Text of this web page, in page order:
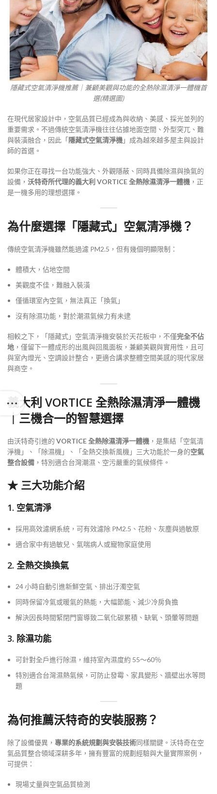
隱藏式空氣清淨機推薦｜兼顧美觀與功能的全熱除濕清淨一體機首
選(精選圖)
在現代居家設計中，空氣品質已經成為與收納、美感、採光並列的
重要需求。不過傳統空氣清淨機往往佔據地面空間、外型突兀、難
與裝潢融合，因此「隱藏式空氣清淨機 」成為越來越多屋主與設計
師的首選。
如果你正在尋找一台功能強大、外觀隱蔽、同時具備除濕與換氣的
設備， 沃特奇所代理的義大利 VORTICE 全熱除濕清淨一體機 ，正
是一機多用的理想選擇。
為什麼選擇「隱藏式」空氣清淨機？
傳統空氣清淨機雖然能過濾 PM2.5，但有幾個明顯限制：
體積大，佔地空間
美觀度不佳，難融入裝潢
僅循環室內空氣，無法真正「換氣」
沒有除濕功能，對於潮濕氣候力有未逮
相較之下，「隱藏式」空氣清淨機安裝於天花板中，不僅完全不佔
地 ，僅留下一體成形的出風與回風面板，兼顧美觀與實用性，且可
與室內燈光、空調設計整合，更適合講求整體空間美感的現代家居
與商空。
義大利 VORTICE 全熱除濕清淨一體機
｜三機合一的智慧選擇
由沃特奇引進的 VORTICE 全熱除濕清淨一體機 ，是集結「空氣清
淨機」、「除濕機」、「全熱交換新風機」三大功能於一身的空氣
整合設備 ，特別適合台灣潮濕、空污嚴重的氣候條件。
★ 三大功能介紹
1. 空氣清淨
採用高效濾網系統，可有效濾除 PM2.5、花粉、灰塵與過敏原
適合家中有過敏兒、氣喘病人或寵物家庭使用
2. 全熱交換換氣
24 小時自動引進新鮮空氣、排出汙濁空氣
同時保留冷氣或暖氣的熱能，大幅節能、減少冷房負擔
解決因長時間緊閉門窗導致二氧化碳累積、缺氧、頭暈等問題
3. 除濕功能
可針對全戶進行除濕，維持室內濕度約 55～60％
特別適合台灣濕熱氣候，可防止發霉、家具變形、牆壁出水等問
題
為何推薦沃特奇的安裝服務？
除了設備優異， 專業的系統規劃與安裝技術同樣關鍵。沃特奇在空
氣品質整合領域深耕多年，擁有豐富的規劃經驗與大量實際案例，
可提供：
現場丈量與空氣品質檢測